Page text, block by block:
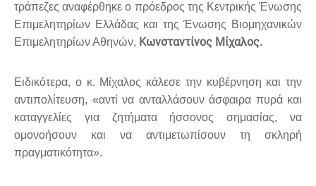
τράπεζες αναφέρθηκε ο πρόεδρος της Κεντρικής Ένωσης
Επιμελητηρίων Ελλάδας και της Ένωσης Βιομηχανικών
Επιμελητηρίων Αθηνών, Κωνσταντίνος Μίχαλος.
Ειδικότερα, ο κ. Μίχαλος κάλεσε την κυβέρνηση και την
αντιπολίτευση, «αντί να ανταλλάσουν άσφαιρα πυρά και
καταγγελίες για ζητήματα ήσσονος σημασίας, να
ομονοήσουν και να αντιμετωπίσουν τη σκληρή
πραγματικότητα».